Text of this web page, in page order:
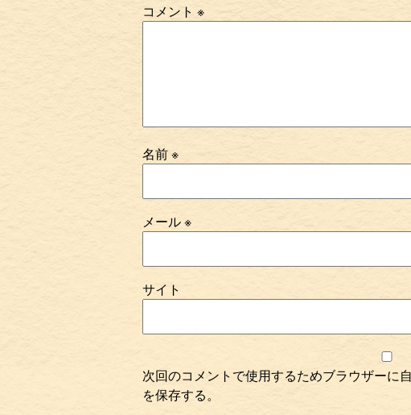
コメント ※
名前※
メール※
サイト
次回のコメントで使用するためブラウザーに
を保存する。